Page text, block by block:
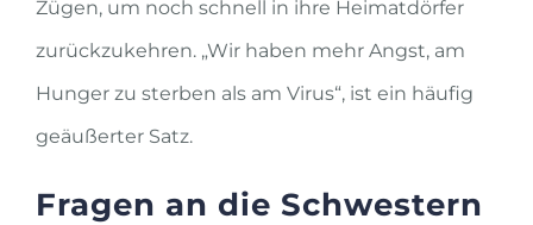
Zügen, um noch schnell in ihre Heimatdörfer
zurückzukehren. „Wir haben mehr Angst, am
Hunger zu sterben als am Virus“, ist ein häufig
geäußerter Satz.
Fragen an die Schwestern